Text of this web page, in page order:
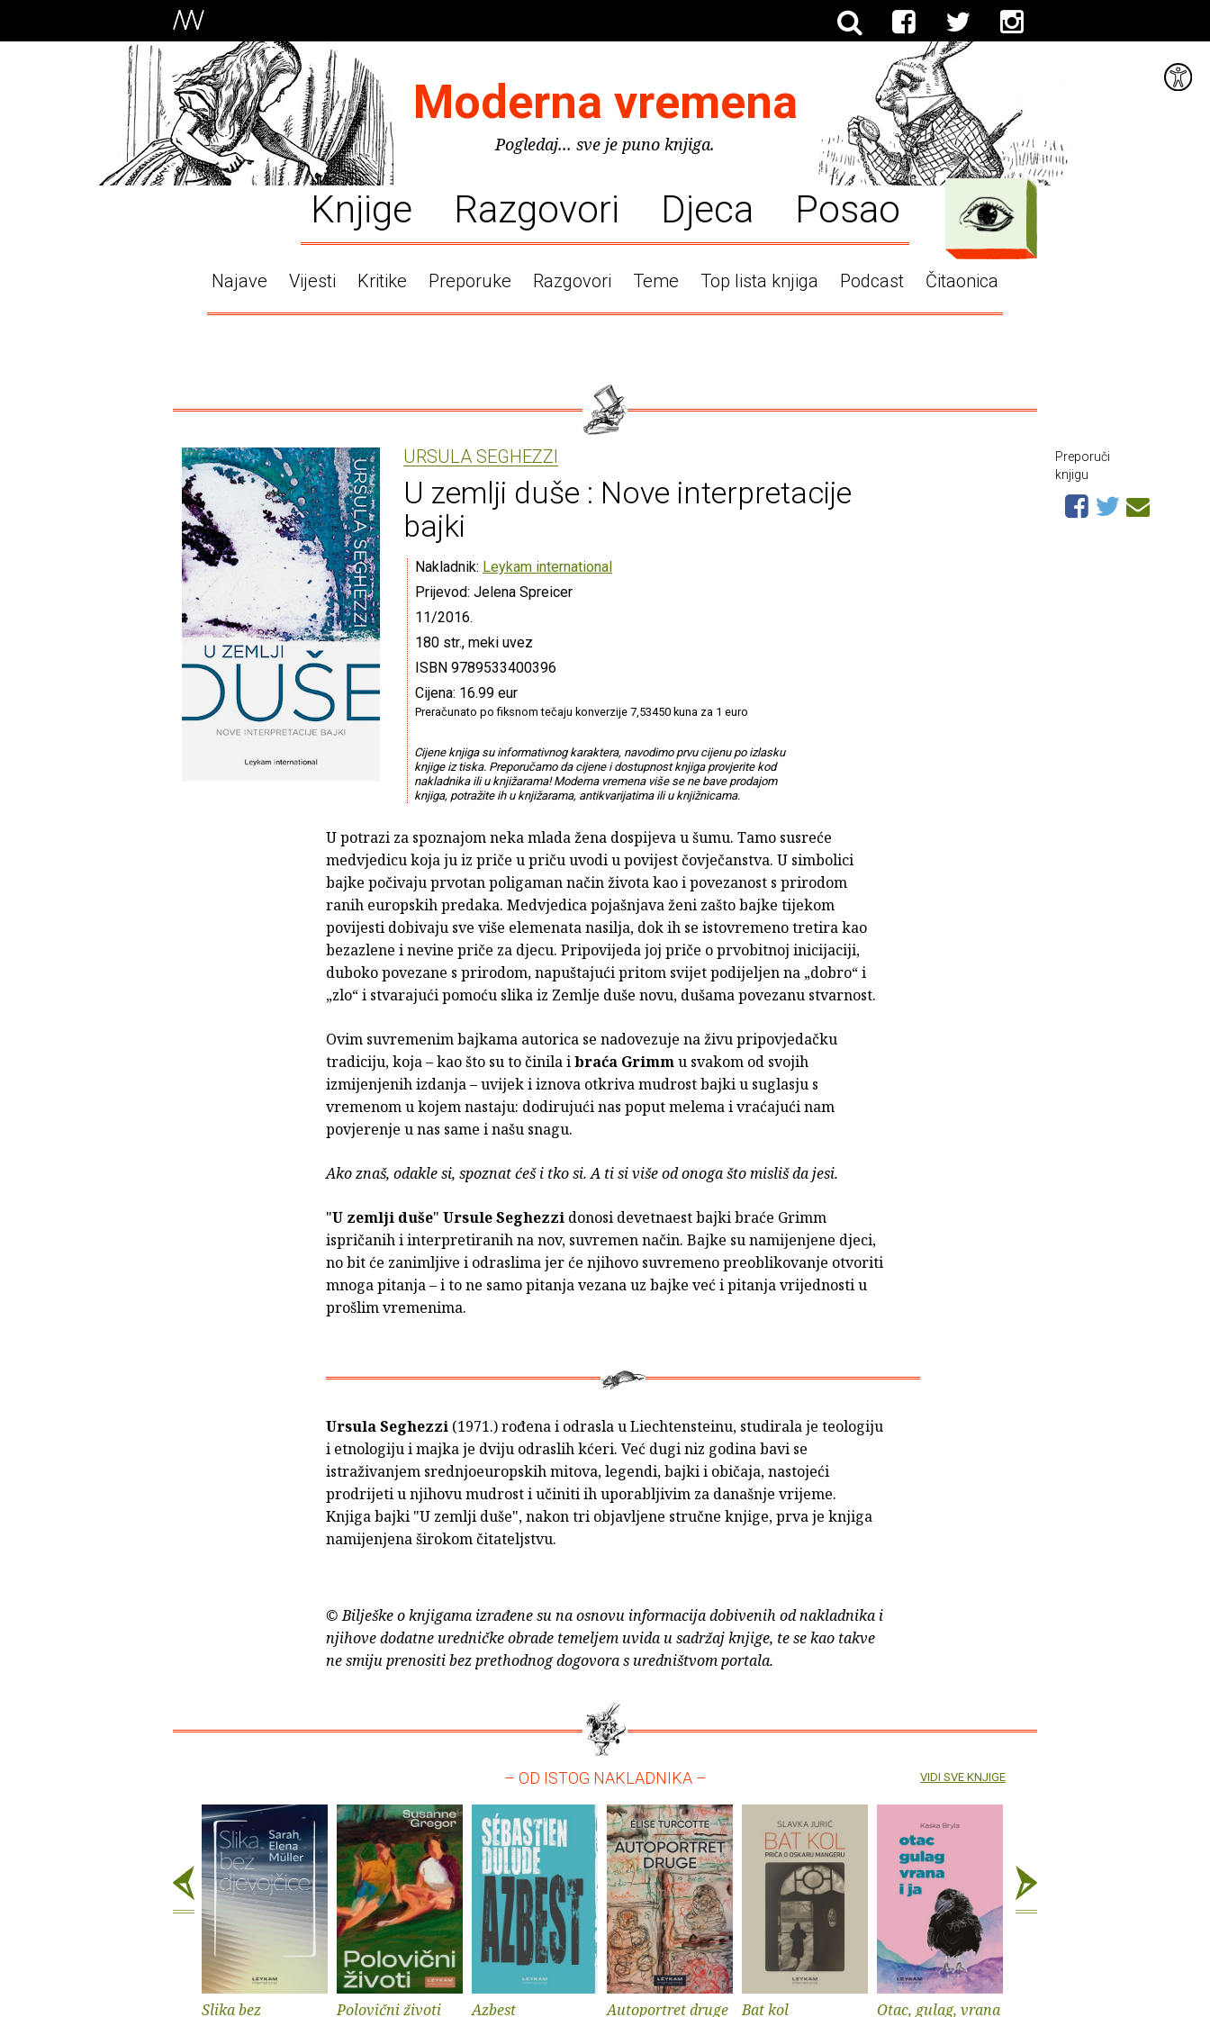
Moderna vremena
Pogledaj... sve je puno knjiga.
Knjige Razgovori Djeca Posao
Najave Vijesti Kritike Preporuke Razgovori Teme Top lista knjiga Podcast Čitaonica
URSULA SEGHEZZI
U zemlji duše : Nove interpretacije
bajki
Nakladnik: Leykam international
Prijevod: Jelena Spreicer
11/2016.
180 str., meki uvez
ISBN 9789533400396
Cijena: 16.99 eur
Preračunato po fiksnom tečaju konverzije 7,53450 kuna za 1 euro
Cijene knjiga su informativnog karaktera, navodimo prvu cijenu po izlasku
knjige iz tiska. Preporučamo da cijene i dostupnost knjiga provjerite kod
nakladnika ili u knjižarama! Moderna vremena više se ne bave prodajom
knjiga, potražite ih u knjižarama, antikvarijatima ili u knjižnicama.
U potrazi za spoznajom neka mlada žena dospijeva u šumu. Tamo susreće
medvjedicu koja ju iz priče u priču uvodi u povijest čovječanstva. U simbolici
bajke počivaju prvotan poligaman način života kao i povezanost s prirodom
ranih europskih predaka. Medvjedica pojašnjava ženi zašto bajke tijekom
povijesti dobivaju sve više elemenata nasilja, dok ih se istovremeno tretira kao
bezazlene i nevine priče za djecu. Pripovijeda joj priče o prvobitnoj inicijaciji,
duboko povezane s prirodom, napuštajući pritom svijet podijeljen na „dobro“ i
„zlo“ i stvarajući pomoću slika iz Zemlje duše novu, dušama povezanu stvarnost.
Ovim suvremenim bajkama autorica se nadovezuje na živu pripovjedačku
tradiciju, koja – kao što su to činila ibraća Grimmu svakom od svojih
izmijenjenih izdanja – uvijek i iznova otkriva mudrost bajki u suglasju s
vremenom u kojem nastaju: dodirujući nas poput melema i vraćajući nam
povjerenje u nas same i našu snagu.
Ako znaš, odakle si, spoznat ćeš i tko si. A ti si više od onoga što misliš da jesi.
"U zemlji duše" Ursule Seghezzi donosi devetnaest bajki braće Grimm
ispričanih i interpretiranih na nov, suvremen način. Bajke su namijenjene djeci,
no bit će zanimljive i odraslima jer će njihovo suvremeno preoblikovanje otvoriti
mnoga pitanja – i to ne samo pitanja vezana uz bajke već i pitanja vrijednosti u
prošlim vremenima.
Ursula Seghezzi (1971.) rođena i odrasla u Liechtensteinu, studirala je teologiju
i etnologiju i majka je dviju odraslih kćeri. Već dugi niz godina bavi se
istraživanjem srednjoeuropskih mitova, legendi, bajki i običaja, nastojeći
prodrijeti u njihovu mudrost i učiniti ih uporabljivim za današnje vrijeme.
Knjiga bajki "U zemlji duše", nakon tri objavljene stručne knjige, prva je knjiga
namijenjena širokom čitateljstvu.
© Bilješke o knjigama izrađene su na osnovu informacija dobivenih od nakladnika i
njihove dodatne uredničke obrade temeljem uvida u sadržaj knjige, te se kao takve
ne smiju prenositi bez prethodnog dogovora s uredništvom portala.
Preporuči
knjigu
– OD ISTOG NAKLADNIKA –
Slika bez
Polovični životi Azbest Autoportret druge Bat kol
Otac, gulag, vrana
VIDI SVE KNJIGE